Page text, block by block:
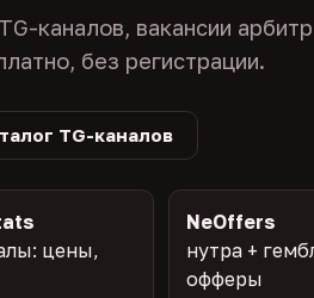
каналов, вакансии
без регистрации.
TG-каналов
цены,
NeOffers
нутра +
офферы